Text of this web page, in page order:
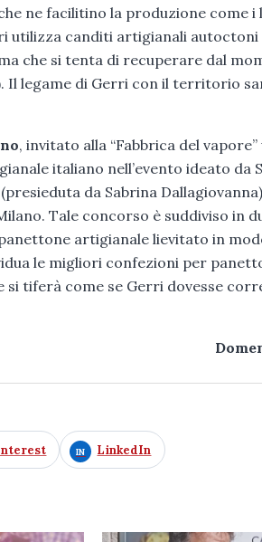
ne facilitino la produzione come i
utilizza canditi artigianali
che si tenta di recuperare dal
Il legame di Gerri con il territorio
, invitato alla “Fabbrica del vapore”
italiano nell’evento ideato da
da Sabrina
Tale concorso è suddiviso in
artigianale lievitato in
le migliori confezioni per
si tiferà come se Gerri dovesse
LinkedIn